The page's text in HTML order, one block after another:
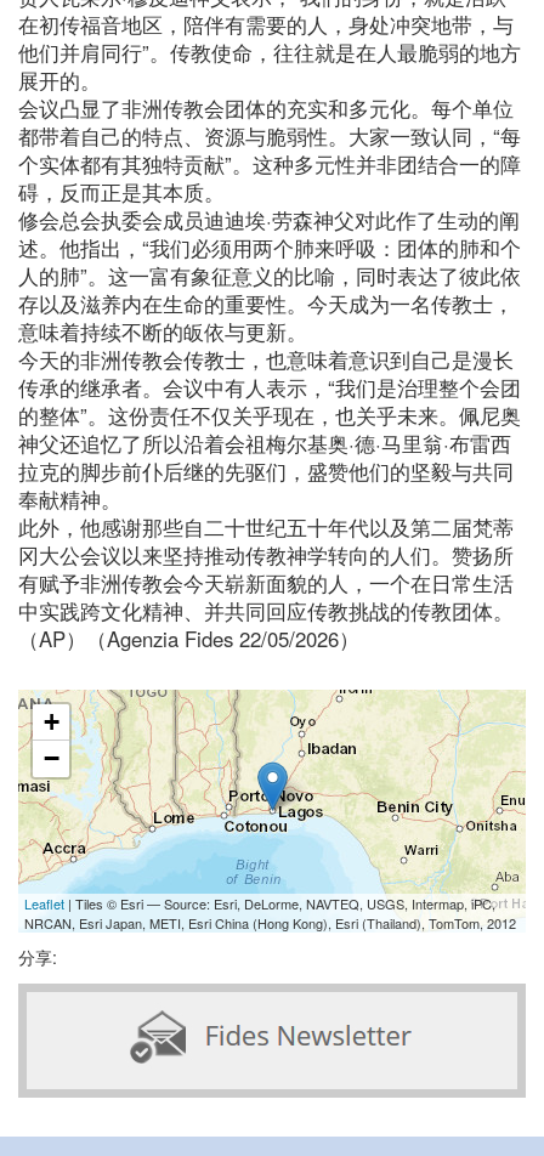
在初传福音地区，陪伴有需要的人，身处冲突地带，与
他们并肩同行”。传教使命，往往就是在人最脆弱的地方
展开的。
会议凸显了非洲传教会团体的充实和多元化。每个单位
都带着自己的特点、资源与脆弱性。大家一致认同，“每
个实体都有其独特贡献”。这种多元性并非团结合一的障
碍，反而正是其本质。
修会总会执委会成员迪迪埃·劳森神父对此作了生动的阐
述。他指出，“我们必须用两个肺来呼吸：团体的肺和个
人的肺”。这一富有象征意义的比喻，同时表达了彼此依
存以及滋养内在生命的重要性。今天成为一名传教士，
意味着持续不断的皈依与更新。
今天的非洲传教会传教士，也意味着意识到自己是漫长
传承的继承者。会议中有人表示，“我们是治理整个会团
的整体”。这份责任不仅关乎现在，也关乎未来。佩尼奥
神父还追忆了所以沿着会祖梅尔基奥·德·马里翁·布雷西
拉克的脚步前仆后继的先驱们，盛赞他们的坚毅与共同
奉献精神。
此外，他感谢那些自二十世纪五十年代以及第二届梵蒂
冈大公会议以来坚持推动传教神学转向的人们。赞扬所
有赋予非洲传教会今天崭新面貌的人，一个在日常生活
中实践跨文化精神、并共同回应传教挑战的传教团体。
（AP）（Agenzia Fides 22/05/2026）
+
−
Leaflet | Tiles © Esri — Source: Esri, DeLorme, NAVTEQ, USGS, Intermap, iPC,
NRCAN, Esri Japan, METI, Esri China (Hong Kong), Esri (Thailand), TomTom, 2012
分享: